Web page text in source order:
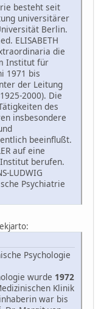
besteht seit
universitärer
Berlin.
ELISABETH
die
Institut für
1971 bis
der Leitung
2000). Die
des
insbesondere
beeinflußt.
auf eine
berufen.
LUDWIG
Psychiatrie
Psychologie
wurde 1972
Klinik
war bis